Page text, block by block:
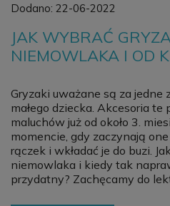
Dodano: 22-06-2022
JAK WYBRAĆ
NIEMOWLAKA I OD
Gryzaki uważane są za
małego dziecka. Akcesoria te
maluchów już od około 3.
momencie, gdy zaczynają
rączek i wkładać je do buzi.
niemowlaka i kiedy tak
przydatny? Zachęcamy do